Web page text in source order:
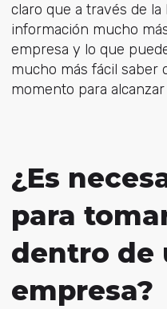
claro que a través de
información mucho
empresa y lo que
mucho más fácil saber
momento para
¿Es
para
dentro de
empresa?